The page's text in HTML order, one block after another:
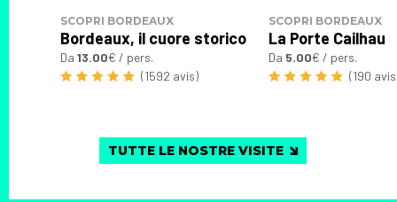
SCOPRI BORDEAUX
Bordeaux, il cuore storico
Da 13.00€ / pers.
(1592 avis)
SCOPRI BORDEAUX
La Porte Cailhau
Da 5.00€ / pers.
(190
TUTTE LE NOSTRE VISITE